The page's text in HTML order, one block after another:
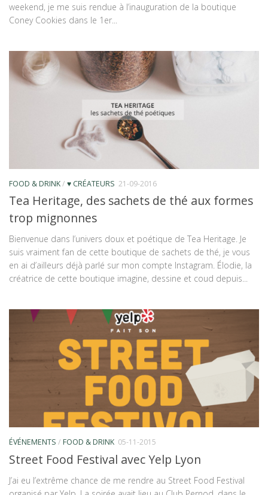
weekend, je me suis rendue à l’inauguration de la boutique
Coney Cookies dans le 1er...
FOOD & DRINK/ ♥ CRÉATEURS 21-09-2016
Tea Heritage, des sachets de thé aux formes
trop mignonnes
Bienvenue dans l’univers doux et poétique de Tea Heritage. Je
suis vraiment fan de cette boutique de sachets de thé, je vous
en ai d’ailleurs déjà parlé sur mon compte Instagram. Élodie, la
créatrice de cette boutique imagine, dessine et coud depuis...
ÉVÉNEMENTS / FOOD & DRINK 05-11-2015
Street Food Festival avec Yelp Lyon
J’ai eu l’extrême chance de me rendre au Street Food Festival